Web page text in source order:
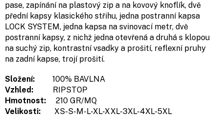
pase, zapínání na plastový zip a na kovový knoflík, dvě
přední kapsy klasického střihu, jedna postranní kapsa
LOCK SYSTEM, jedna kapsa na svinovací metr, dvě
postranní kapsy, z nichž jedna otevřená a druhá s klopou
na suchý zip, kontrastní vsadky a prošití, reflexní pruhy
na zadní kapse, trojí prošití.
Složení:
100% BAVLNA
Vzhled:
RIPSTOP
Hmotnost:
210 GR/MQ
Velikosti:
XS-S-M-L-XL-XXL-3XL-4XL-5XL